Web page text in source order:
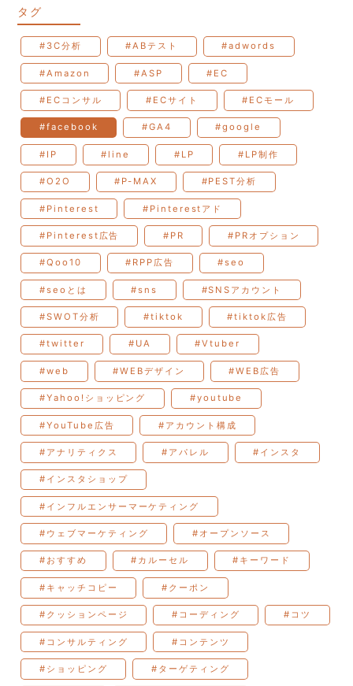
タグ
#3C分析 #ABテスト #adwords
#Amazon #ASP #EC
#ECコンサル #ECサイト #ECモール
#facebook #GA4 #google
#IP #line #LP #LP制作
#O2O #P-MAX #PEST分析
#Pinterest #Pinterestアド
#Pinterest広告 #PR #PRオプション
#Qoo10 #RPP広告 #seo
#seoとは #sns #SNSアカウント
#SWOT分析 #tiktok #tiktok広告
#twitter #UA #Vtuber
#web #WEBデザイン #WEB広告
#Yahoo!ショッピング #youtube
#YouTube広告 #アカウント構成
#アナリティクス #アパレル #インスタ
#インスタショップ
#インフルエンサーマーケティング
#ウェブマーケティング #オープンソース
#おすすめ #カルーセル #キーワード
#キャッチコピー #クーポン
#クッションページ #コーディング #コツ
#コンサルティング #コンテンツ
#ショッピング #ターゲティング